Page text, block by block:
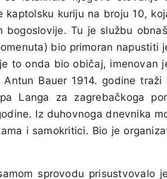
kaptolsku kuriju na broju 10,
bogoslovije. Tu je službu
bio primoran napustiti
to onda bio običaj, imenovan
Bauer 1914. godine
Langa za zagrebačkoga
Iz duhovnoga dnevnika
i samokritici. Bio je
sprovodu prisustvovalo